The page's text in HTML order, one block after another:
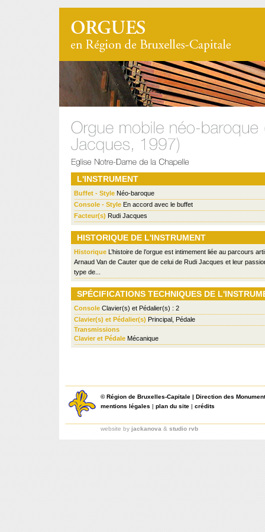
L'INSTRUMENT
Buffet - Style Néo-baroque
Console - Style En accord avec le buffet
Facteur(s) Rudi Jacques
HISTORIQUE DE L'INSTRUMENT
Historique L’histoire de l’orgue est intimement liée au parcours
Arnaud Van de Cauter que de celui de Rudi Jacques et leur
type de...
SPÉCIFICATIONS TECHNIQUES DE
Console Clavier(s) et Pédalier(s) : 2
Clavier(s) et Pédalier(s) Principal, Pédale
Transmissions
Clavier et Pédale Mécanique
©Région de Bruxelles-Capitale | Direction des
mentions légales | plan du site | crédits
website by jackanova & studio rvb